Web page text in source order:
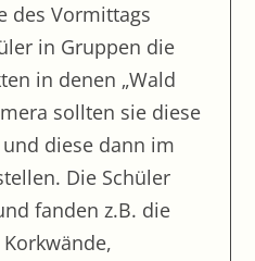
Es gibt viel zu tun rund
3 GS
des Vormittags
in Gruppen die
in denen „Wald
sollten sie diese
diese dann im
Die Schüler
fanden z.B. die